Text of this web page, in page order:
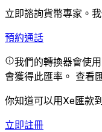
立即諮詢貨幣專家。
預約通話
我們的轉換器會使
會獲得此匯率。 查看
你知道可以用Xe匯款
立即註冊